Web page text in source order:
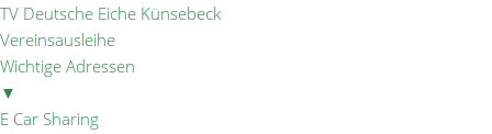
TV Deutsche Eiche Künsebeck
Vereinsausleihe
Wichtige Adressen
▼
E Car Sharing